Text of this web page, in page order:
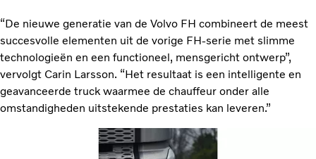
“De nieuwe generatie van de Volvo FH combineert de meest
succesvolle elementen uit de vorige FH-serie met slimme
technologieën en een functioneel, mensgericht ontwerp”,
vervolgt Carin Larsson. “Het resultaat is een intelligente en
geavanceerde truck waarmee de chauffeur onder alle
omstandigheden uitstekende prestaties kan leveren.”